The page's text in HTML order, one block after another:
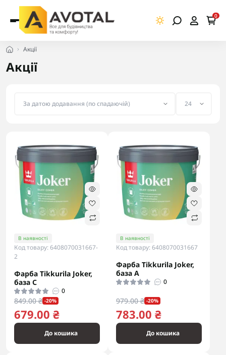
0
Акції
Акції
В наявності
Код товару: 6408070031667-
2
Фарба Tikkurila Joker,
база С
0
849.00 ₴ -20%
679.00 ₴
До кошика
В наявності
Код товару: 6408070031667
Фарба Tikkurila Joker,
база А
0
979.00 ₴ -20%
783.00 ₴
До кошика